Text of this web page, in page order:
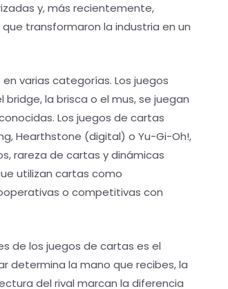
y, más recientemente,
transformaron la industria en un
varias categorías. Los juegos
la brisca o el mus, se juegan
Los juegos de cartas
Hearthstone (digital) o Yu-Gi-Oh!,
rareza de cartas y dinámicas
utilizan cartas como
o competitivas con
de los juegos de cartas es el
determina la mano que recibes, la
del rival marcan la diferencia